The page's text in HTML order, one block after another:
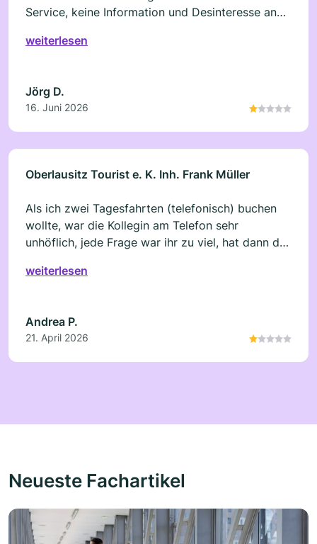
Service, keine Information und Desinteresse an
weiterlesen
Jörg D.
16. Juni 2026
Oberlausitz Tourist e. K. Inh. Frank Müller
Als ich zwei Tagesfahrten (telefonisch) buchen
wollte, war die Kollegin am Telefon sehr
unhöflich, jede Frage war ihr zu viel, hat dann das
muss ja nicht mit dem Unternehmen reisen, es
weiterlesen
Andrea P.
21. April 2026
Neueste Fachartikel